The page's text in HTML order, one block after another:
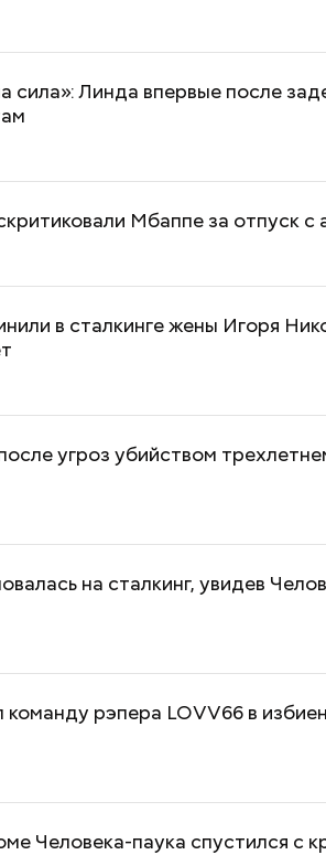
Линда впервые после
Мбаппе за отпуск с
в сталкинге жены Игоря
угроз убийством
на сталкинг, увидев
рэпера LOVV66 в
Человека-паука спустился с